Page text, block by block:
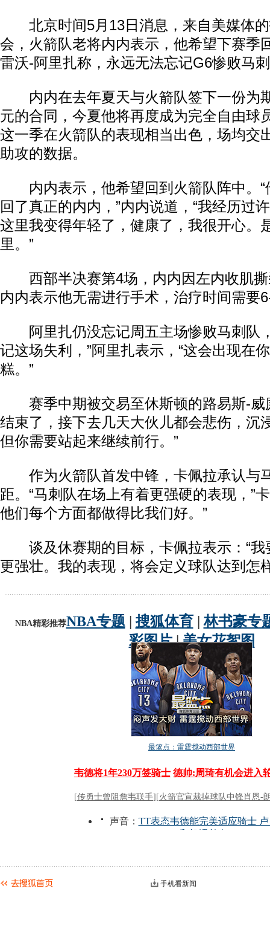
北京时间5月13日消息，来自美媒体的
会，火箭队老将内内表示，他希望下赛季
雷沃-阿里扎称，永远无法忘记G6惨败马
内内在去年夏天与火箭队签下一份为
元的合同，今夏他将再度成为完全自由球
这一季在火箭队的表现相当出色，场均交
助攻的数据。
内内表示，他希望回到火箭队阵中。“
回了真正的内内，”内内说道，“我经历过
这里我变得年轻了，健康了，我很开心。
里。”
西部半决赛第4场，内内因左内收肌撕
内内表示他无需进行手术，治疗时间需要
阿里扎仍没忘记周五主场惨败马刺队
记这场失利，”阿里扎表示，“这会出现在
糕。”
赛季中期被交易至休斯顿的路易斯-威
结束了，接下去几天大伙儿都会悲伤，沉
但你需要站起来继续前行。”
作为火箭队首发中锋，卡佩拉承认与
距。“马刺队在场上有着更强硬的表现，”
他们每个方面都做得比我们好。”
谈及休赛期的目标，卡佩拉表示：“我
更强壮。我的表现，将会定义球队达到怎
手机看新闻
动物系恋人啊 | 钟欣潼体验爱情哲学